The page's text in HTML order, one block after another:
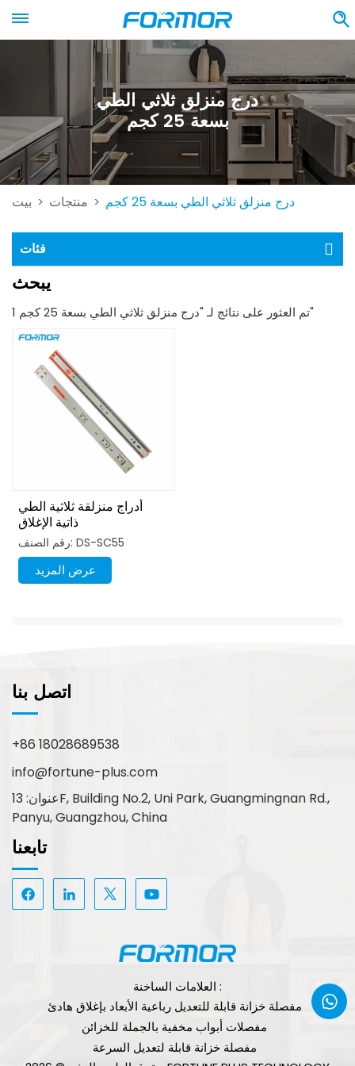
درج منزلق ثلاثي الطي
بسعة 25 كجم
بيت > منتجات > درج منزلق ثلاثي الطي بسعة 25 كجم
فئات
يبحث
1 تم العثور على نتائج لـ "درج منزلق ثلاثي الطي بسعة 25 كجم"
أدراج منزلقة ثلاثية الطي
ذاتية الإغلاق
رقم الصنف: DS-SC55
عرض المزيد
اتصل بنا
+86 18028689538
info@fortune-plus.com
عنوان: 13F, Building No.2, Uni Park, Guangmingnan Rd.,
Panyu, Guangzhou, China
تابعنا
العلامات الساخنة :
مفصلة خزانة قابلة للتعديل رباعية الأبعاد بإغلاق هادئ
مفصلات أبواب مخفية بالجملة للخزائن
مفصلة خزانة قابلة لتعديل السرعة